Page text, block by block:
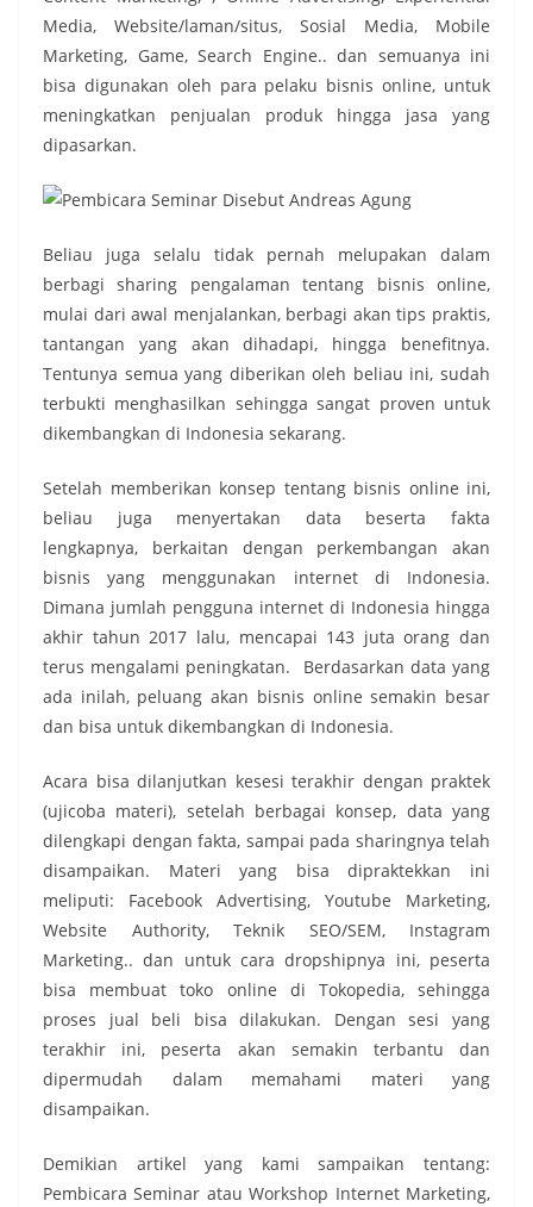
Media, Website/laman/situs, Sosial Media, Mobile
Marketing, Game, Search Engine.. dan semuanya ini
bisa digunakan oleh para pelaku bisnis online, untuk
meningkatkan penjualan produk hingga jasa yang
dipasarkan.
Beliau juga selalu tidak pernah melupakan dalam
berbagi sharing pengalaman tentang bisnis online,
mulai dari awal menjalankan, berbagi akan tips praktis,
tantangan yang akan dihadapi, hingga benefitnya.
Tentunya semua yang diberikan oleh beliau ini, sudah
terbukti menghasilkan sehingga sangat proven untuk
dikembangkan di Indonesia sekarang.
Setelah memberikan konsep tentang bisnis online ini,
beliau juga menyertakan data beserta fakta
lengkapnya, berkaitan dengan perkembangan akan
bisnis yang menggunakan internet di Indonesia.
Dimana jumlah pengguna internet di Indonesia hingga
akhir tahun 2017 lalu, mencapai 143 juta orang dan
terus mengalami peningkatan. Berdasarkan data yang
ada inilah, peluang akan bisnis online semakin besar
dan bisa untuk dikembangkan di Indonesia.
Acara bisa dilanjutkan kesesi terakhir dengan praktek
(ujicoba materi), setelah berbagai konsep, data yang
dilengkapi dengan fakta, sampai pada sharingnya telah
disampaikan. Materi yang bisa dipraktekkan ini
meliputi: Facebook Advertising, Youtube Marketing,
Website Authority, Teknik SEO/SEM, Instagram
Marketing.. dan untuk cara dropshipnya ini, peserta
bisa membuat toko online di Tokopedia, sehingga
proses jual beli bisa dilakukan. Dengan sesi yang
terakhir ini, peserta akan semakin terbantu dan
dipermudah dalam memahami materi yang
disampaikan.
Demikian artikel yang kami sampaikan tentang:
Pembicara Seminar atau Workshop Internet Marketing,